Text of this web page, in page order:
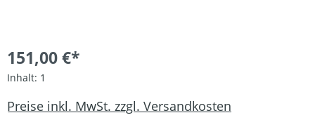
151,00 €*
Inhalt: 1
Preise inkl. MwSt. zzgl. Versandkosten